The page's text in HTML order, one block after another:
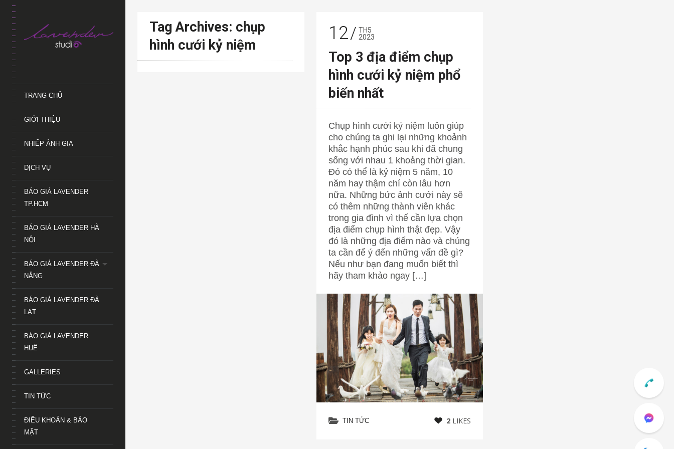
TRANG CHỦ
GIỚI THIỆU
NHIẾP ẢNH GIA
DỊCH VỤ
BÁO GIÁ LAVENDER
TP.HCM
BÁO GIÁ LAVENDER HÀ
NỘI
BÁO GIÁ LAVENDER ĐÀ
NẴNG
BÁO GIÁ LAVENDER ĐÀ
LẠT
BÁO GIÁ LAVENDER
HUẾ
GALLERIES
TIN TỨC
ĐIỀU KHOẢN & BẢO
MẬT
Tag Archives: chụp
hình cưới kỷ niệm
12
TH5
2023
Top 3 địa điểm chụp
hình cưới kỷ niệm phổ
biến nhất
Chụp hình cưới kỷ niệm luôn giúp
cho chúng ta ghi lại những khoảnh
khắc hạnh phúc sau khi đã chung
sống với nhau 1 khoảng thời gian.
Đó có thể là kỷ niệm 5 năm, 10
năm hay thậm chí còn lâu hơn
nữa. Những bức ảnh cưới này sẽ
có thêm những thành viên khác
trong gia đình vì thế cần lựa chọn
địa điểm chụp hình thật đẹp. Vậy
đó là những địa điểm nào và chúng
ta cần để ý đến những vấn đề gì?
Nếu như bạn đang muốn biết thì
hãy tham khảo ngay […]
TIN TỨC 2 LIKES